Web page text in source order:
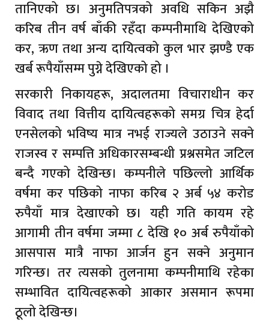
तानिएको छ। अनुमतिपत्रको अवधि सकिन अझै
करिब तीन वर्ष बाँकी रहँदा कम्पनीमाथि देखिएको
कर, ऋण तथा अन्य दायित्वको कुल भार झण्डै एक
खर्ब रूपैयाँसम्म पुग्ने देखिएको हो ।
सरकारी निकायहरू, अदालतमा विचाराधीन कर
विवाद तथा वित्तीय दायित्वहरूको समग्र चित्र हेर्दा
एनसेलको भविष्य मात्र नभई राज्यले उठाउने सक्ने
राजस्व र सम्पत्ति अधिकारसम्बन्धी प्रश्नसमेत जटिल
बन्दै गएको देखिन्छ। कम्पनीले पछिल्लो आर्थिक
वर्षमा कर पछिको नाफा करिब २ अर्ब ५४ करोड
रुपैयाँ मात्र देखाएको छ। यही गति कायम रहे
आगामी तीन वर्षमा जम्मा ८ देखि १० अर्ब रुपैयाँको
आसपास मात्रै नाफा आर्जन हुन सक्ने अनुमान
गरिन्छ। तर त्यसको तुलनामा कम्पनीमाथि रहेका
सम्भावित दायित्वहरूको आकार असमान रूपमा
ठूलो देखिन्छ।